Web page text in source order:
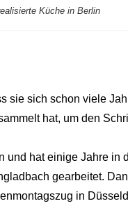
Küche in Berlin
sie sich schon viele
hat, um den
und hat einige Jahre in
gearbeitet.
in